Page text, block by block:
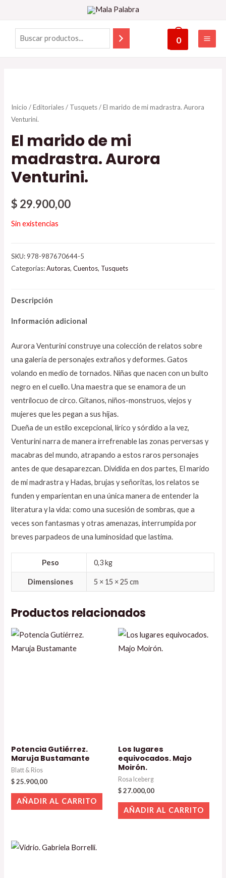
0
Inicio /Editoriales/ Tusquets/ El marido de mi madrastra. Aurora
Venturini.
El marido de mi
madrastra. Aurora
Venturini.
$ 29.900,00
Sin existencias
SKU:978-987670644-5
Categorías:Autoras,Cuentos, Tusquets
Descripción
Información adicional
Aurora Venturini construye una colección de relatos sobre
una galería de personajes extraños y deformes. Gatos
volando en medio de tornados. Niñas que nacen con un bulto
negro en el cuello. Una maestra que se enamora de un
ventrílocuo de circo. Gitanos, niños-monstruos, viejos y
mujeres que les pegan a sus hijas.
Dueña de un estilo excepcional, lírico y sórdido a la vez,
Venturini narra de manera irrefrenable las zonas perversas y
macabras del mundo, atrapando a estos raros personajes
antes de que desaparezcan. Dividida en dos partes, El marido
de mi madrastra y Hadas, brujas y señoritas, los relatos se
funden y emparientan en una única manera de entender la
literatura y la vida: como una sucesión de sombras, que a
veces son fantasmas y otras amenazas, interrumpida por
breves parpadeos de una luminosidad que lastima.
Peso 0,3 kg
Dimensiones 5 × 15 × 25 cm
Productos relacionados
Potencia Gutiérrez.
Maruja Bustamante
Blatt & Rios
$25.900,00
AÑADIR AL CARRITO
Los lugares
equivocados. Majo
Moirón.
Rosa Iceberg
$27.000,00
AÑADIR AL CARRITO